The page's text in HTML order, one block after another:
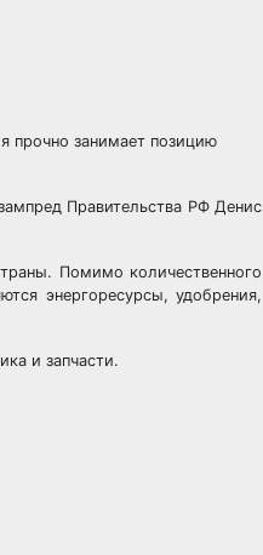
прочно занимает позицию
Правительства РФ Денис
Помимо количественного
энергоресурсы, удобрения,
и запчасти.